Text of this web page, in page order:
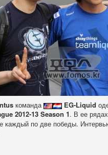
команда EG-Liquid
2012-13 Season 1. В ее
каждый по две победы.